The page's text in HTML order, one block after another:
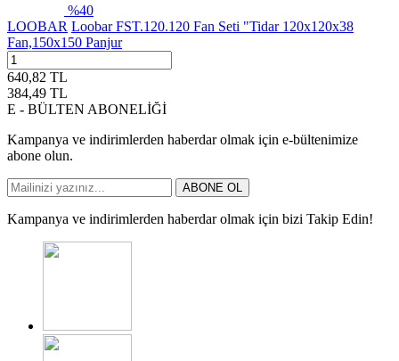
%40
LOOBAR Loobar FST.120.120 Fan Seti "Tidar 120x120x38
Fan,150x150 Panjur
640,82 TL
384,49 TL
E - BÜLTEN ABONELİĞİ
Kampanya ve indirimlerden haberdar olmak için e-bültenimize
abone olun.
ABONE OL
Kampanya ve indirimlerden haberdar olmak için bizi Takip Edin!